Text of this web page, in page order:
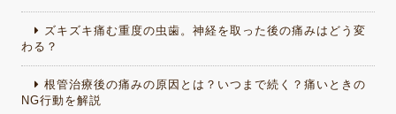
ズキズキ痛む重度の虫歯。神経を取った後の痛みはどう変
わる？
根管治療後の痛みの原因とは？いつまで続く？痛いときの
NG行動を解説